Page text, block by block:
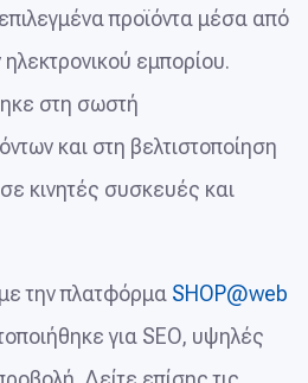
προϊόντα μέσα από
εμπορίου.
στη σωστή
και στη βελτιστοποίηση
κινητές συσκευές και
την πλατφόρμα SHOP@web
για SEO, υψηλές